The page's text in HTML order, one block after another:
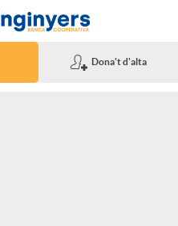
Dona't d'alta